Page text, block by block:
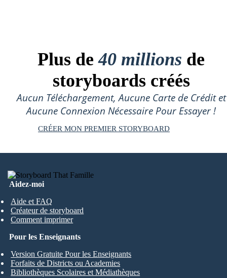
Plus de40 millions de
storyboards créés
Aucun Téléchargement, Aucune Carte de Crédit et
Aucune Connexion Nécessaire Pour Essayer !
CRÉER MON PREMIER STORYBOARD
Aidez-moi
Aide et FAQ
Créateur de storyboard
Comment imprimer
Pour les Enseignants
Version Gratuite Pour les Enseignants
Forfaits de Districts ou Academies
Bibliothèques Scolaires et Médiathèques